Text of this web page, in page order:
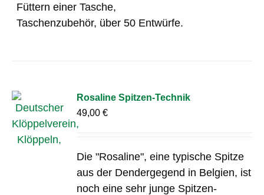
Füttern einer Tasche,
Taschenzubehör, über 50 Entwürfe.
Rosaline Spitzen-Technik
49,00€
Die "Rosaline", eine typische Spitze
aus der Dendergegend in Belgien, ist
noch eine sehr junge Spitzen-